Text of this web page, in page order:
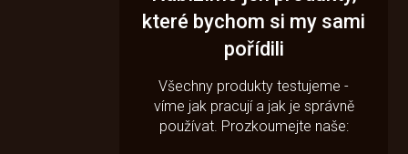
které bychom si my sami
pořídili
Všechny produkty testujeme -
víme jak pracují a jak je správně
používat. Prozkoumejte naše: